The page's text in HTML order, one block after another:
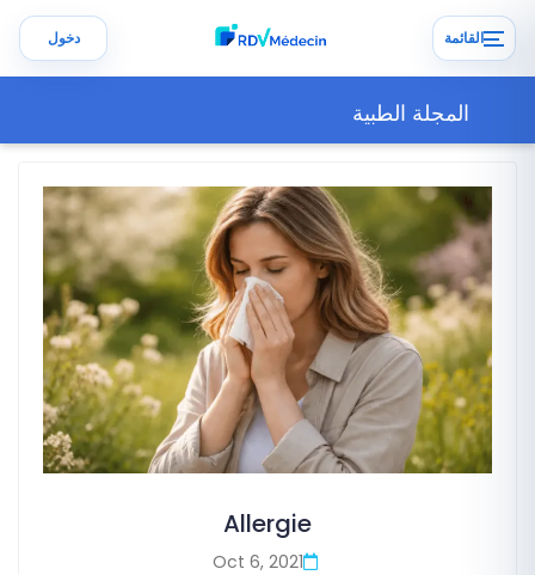
القائمة دخول
المجلة الطبية
Allergie
Oct 6, 2021